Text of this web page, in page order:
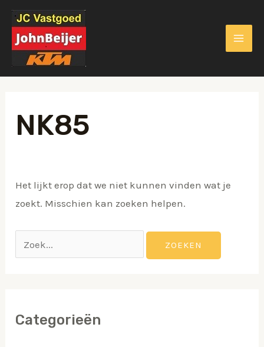
naar
inhoud
NK85
Het lijkt erop dat we niet kunnen vinden wat je
zoekt. Misschien kan zoeken helpen.
Zoek
naar:
Categorieën